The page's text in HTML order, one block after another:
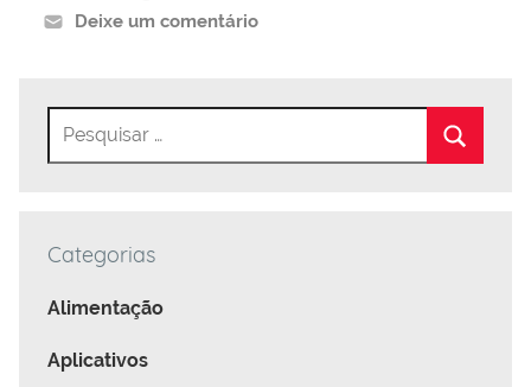
Deixe um comentário
Categorias
Alimentação
Aplicativos